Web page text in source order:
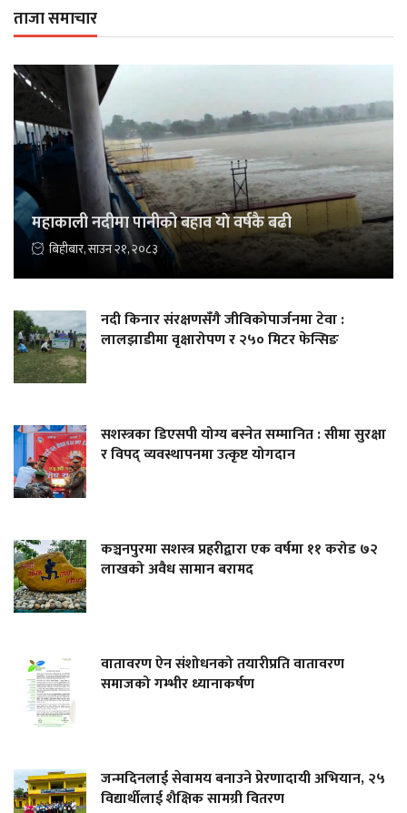
ताजा समाचार
महाकाली नदीमा पानीको बहाव याे वर्षकै बढी
बिहीबार, साउन २१, २०८३
नदी किनार संरक्षणसँगै जीविकोपार्जनमा टेवा :
लालझाडीमा वृक्षारोपण र २५० मिटर फेन्सिङ
सशस्त्रका डिएसपी योग्य बस्नेत सम्मानित : सीमा सुरक्षा
र विपद् व्यवस्थापनमा उत्कृष्ट योगदान
कञ्चनपुरमा सशस्त्र प्रहरीद्वारा एक वर्षमा ११ करोड ७२
लाखको अवैध सामान बरामद
वातावरण ऐन संशोधनको तयारीप्रति वातावरण
समाजको गम्भीर ध्यानाकर्षण
जन्मदिनलाई सेवामय बनाउने प्रेरणादायी अभियान, २५
विद्यार्थीलाई शैक्षिक सामग्री वितरण